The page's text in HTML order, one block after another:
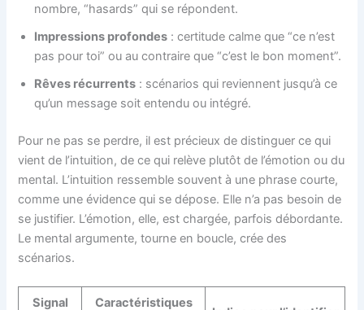
nombre, “hasards” qui se répondent.
Impressions profondes : certitude calme que “ce n’est
pas pour toi” ou au contraire que “c’est le bon moment”.
Rêves récurrents : scénarios qui reviennent jusqu’à ce
qu’un message soit entendu ou intégré.
Pour ne pas se perdre, il est précieux de distinguer ce qui
vient de l’intuition, de ce qui relève plutôt de l’émotion ou du
mental. L’intuition ressemble souvent à une phrase courte,
comme une évidence qui se dépose. Elle n’a pas besoin de
se justifier. L’émotion, elle, est chargée, parfois débordante.
Le mental argumente, tourne en boucle, crée des
scénarios.
Signal
Caractéristiques